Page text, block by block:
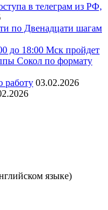
в телеграм из РФ,
по Двенадцати шагам
до 18:00 Мск пройдет
Сокол по формату
03.02.2026
языке)